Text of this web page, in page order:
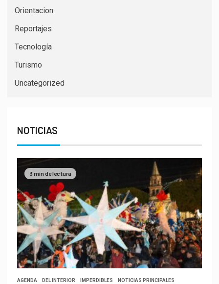
Orientacion
Reportajes
Tecnología
Turismo
Uncategorized
NOTICIAS
3 min de lectura
AGENDA DEL INTERIOR IMPERDIBLES
NOTICIAS PRINCIPALES